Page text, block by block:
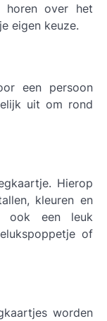
horen over het
eigen keuze.
een persoon
uit om rond
Hierop
kleuren en
ook een leuk
of
worden